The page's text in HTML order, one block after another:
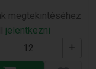
megtekintéséhez
jelentkezni